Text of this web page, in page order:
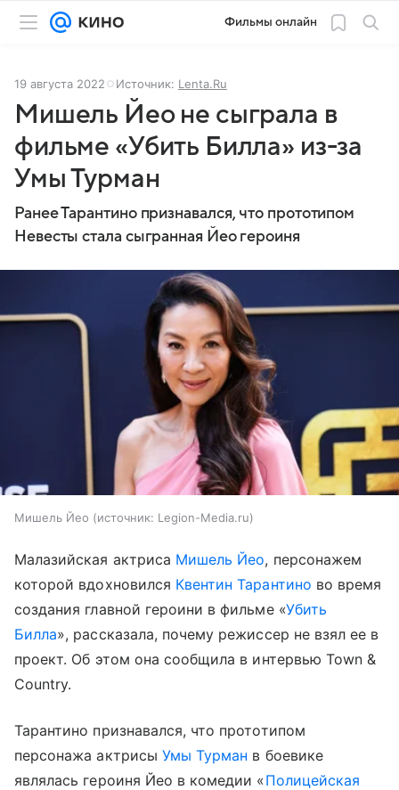
Фильмы онлайн
19 августа 2022 Источник: Lenta.Ru
Мишель Йео не сыграла в
фильме «Убить Билла» из-за
Умы Турман
Ранее Тарантино признавался, что прототипом
Невесты стала сыгранная Йео героиня
Мишель Йео источник: Legion-Media.ru
Малазийская актриса Мишель Йео, персонажем
которой вдохновился Квентин Тарантино во время
создания главной героини в фильме «Убить
Билла», рассказала, почему режиссер не взял ее в
проект. Об этом она сообщила в интервью Town &
Country.
Тарантино признавался, что прототипом
персонажа актрисы Умы Турман в боевике
являлась героиня Йео в комедии «Полицейская